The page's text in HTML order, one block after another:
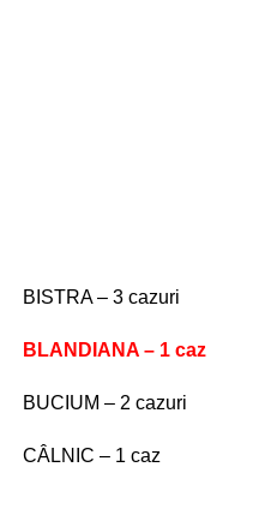
BISTRA – 3 cazuri
BLANDIANA – 1 caz
BUCIUM – 2 cazuri
CÂLNIC – 1 caz